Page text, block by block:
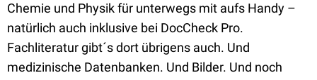
Chemie und Physik für unterwegs mit aufs Handy –
natürlich auch inklusive bei DocCheck Pro.
Fachliteratur gibt´s dort übrigens auch. Und
medizinische Datenbanken. Und Bilder. Und noch